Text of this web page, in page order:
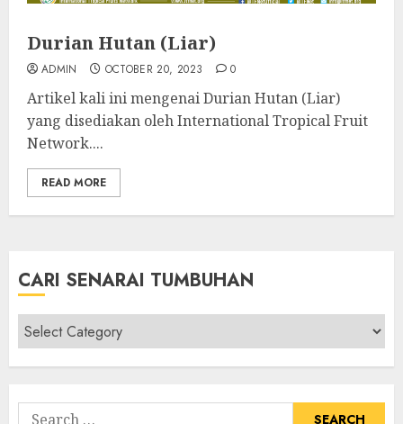
Durian Hutan (Liar)
ADMIN OCTOBER 20, 2023 0
Artikel kali ini mengenai Durian Hutan (Liar)
yang disediakan oleh International Tropical Fruit
Network....
READ MORE
CARI SENARAI TUMBUHAN
Cari
Senarai
Tumbuhan
Search